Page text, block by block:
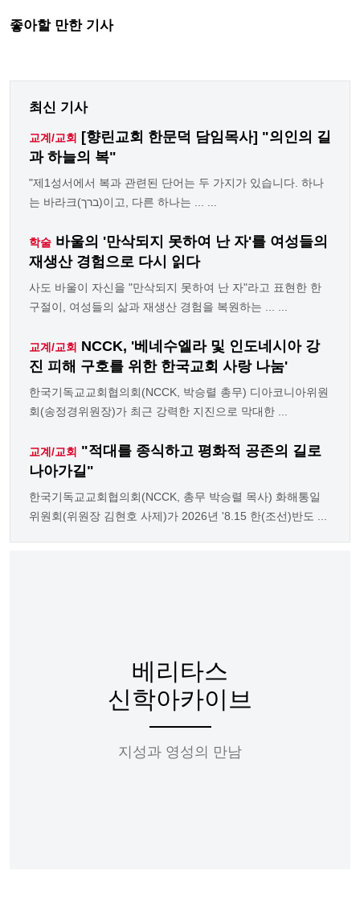
좋아할 만한 기사
최신 기사
교계/교회
[향린교회 한문덕 담임목사] "의인의 길
과 하늘의 복"
"제1성서에서 복과 관련된 단어는 두 가지가 있습니다. 하나
는 바라크(ברך)이고, 다른 하나는 ... ...
학술 바울의 '만삭되지 못하여 난 자'를 여성들의
재생산 경험으로 다시 읽다
사도 바울이 자신을 "만삭되지 못하여 난 자"라고 표현한 한
구절이, 여성들의 삶과 재생산 경험을 복원하는 ... ...
교계/교회 NCCK, '베네수엘라 및 인도네시아 강
진 피해 구호를 위한 한국교회 사랑 나눔'
한국기독교교회협의회(NCCK, 박승렬 총무) 디아코니아위원
회(송정경위원장)가 최근 강력한 지진으로 막대한 ...
교계/교회 "적대를 종식하고 평화적 공존의 길로
나아가길"
한국기독교교회협의회(NCCK, 총무 박승렬 목사) 화해통일
위원회(위원장 김현호 사제)가 2026년 '8.15 한(조선)반도 ...
베리타스
신학아카이브
지성과 영성의 만남